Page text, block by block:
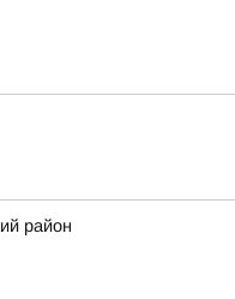
район